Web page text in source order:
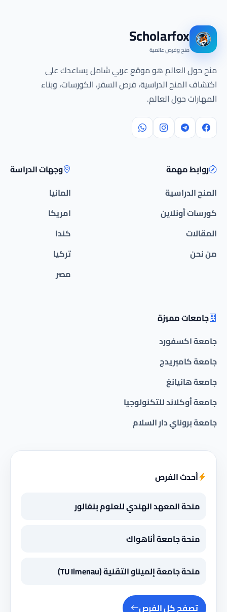
Scholarfox
منح وفرص عالمية
منح حول العالم هو موقع عربي شامل يساعدك على
اكتشاف المنح الدراسية، فرص السفر، الكورسات، وبناء
المهارات حول العالم.
روابط مهمة
المنح الدراسية
كورسات أونلاين
المقالات
من نحن
وجهات الدراسة
المانيا
امريكا
كندا
تركيا
مصر
جامعات مميزة
جامعة اكسفورد
جامعة كامبريدج
جامعة هانيانغ
جامعة أوكلاند للتكنولوجيا
جامعة بروناي دار السلام
أحدث الفرص
منحة المعهد الهندي للعلوم بنغالور
منحة جامعة أناهواك
منحة جامعة إلميناو التقنية (TU Ilmenau)
تصفح كل الفرص